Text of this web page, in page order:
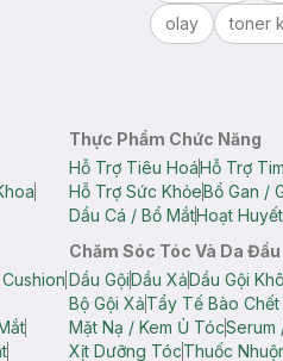
olay
toner
Thực Phẩm Chức Năng
Hỗ Trợ Tiêu HoáHỗ Trợ
Hỗ Trợ Sức KhỏeBổ Gan /
Dầu Cá / Bổ MắtHoạt
Chăm Sóc Tóc Và Da Đầu
Dầu GộiDầu XảDầu Gội Khô
Bộ Gội XảTẩy Tế Bào
Mặt Nạ / Kem Ủ TócSerum
Xịt Dưỡng TócThuốc